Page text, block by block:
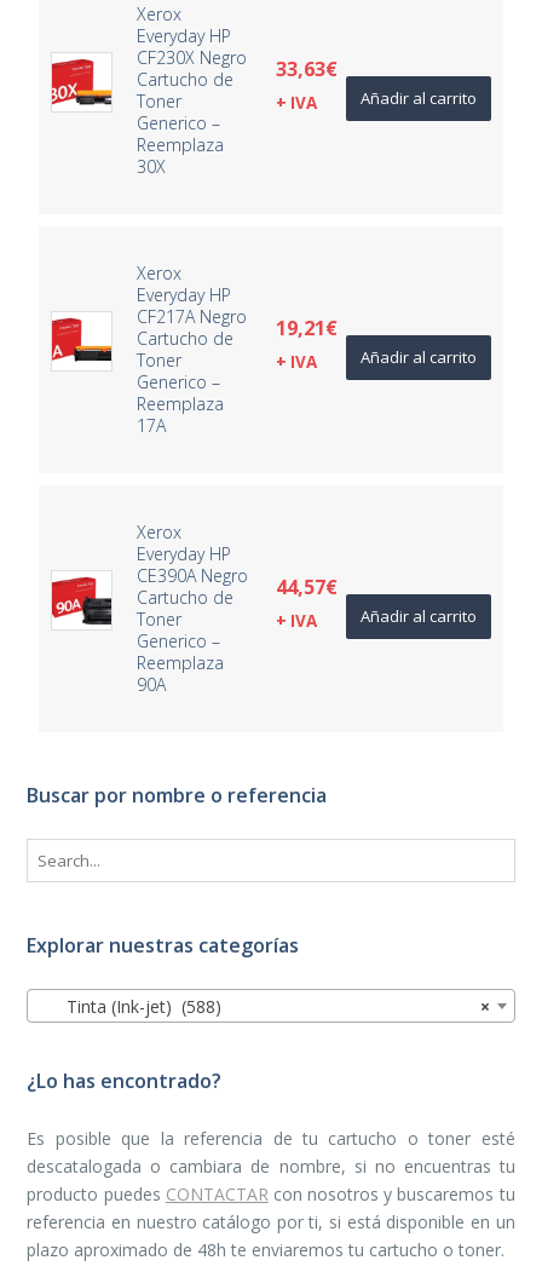
Xerox
Everyday HP
CF230X Negro
Cartucho de
Toner
Generico –
Reemplaza
30X
33,63€
+ IVA Añadir al carrito
Xerox
Everyday HP
CF217A Negro
Cartucho de
Toner
Generico –
Reemplaza
17A
19,21€
+ IVA Añadir al carrito
Xerox
Everyday HP
CE390A Negro
Cartucho de
Toner
Generico –
Reemplaza
90A
44,57€
+ IVA Añadir al carrito
Buscar por nombre o referencia
Explorar nuestras categorías
×
Tinta (Ink-jet) (588)
¿Lo has encontrado?
Es posible que la referencia de tu cartucho o toner esté
descatalogada o cambiara de nombre, si no encuentras tu
producto puedes CONTACTARcon nosotros y buscaremos tu
referencia en nuestro catálogo por ti, si está disponible en un
plazo aproximado de 48h te enviaremos tu cartucho o toner.